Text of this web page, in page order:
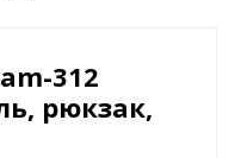
312
рюкзак,